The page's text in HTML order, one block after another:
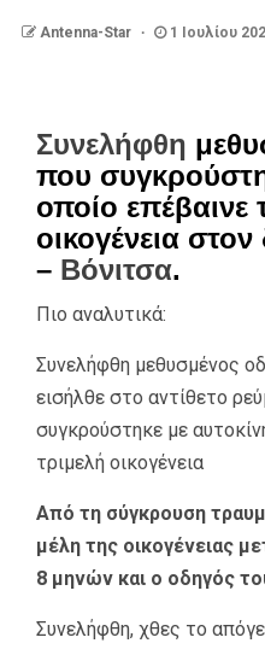
Antenna-Star 1 Ιουλίου
Συνελήφθη
που
οποίο επέβαινε
οικογένεια
– Βόνιτσα.
Πιο αναλυτικά:
Συνελήφθη μεθυσμένος
εισήλθε στο αντίθετο
συγκρούστηκε με
τριμελή οικογένεια
Από τη σύγκρουση
μέλη της οικογένειας
8 μηνών και ο οδηγός
Συνελήφθη, χθες το